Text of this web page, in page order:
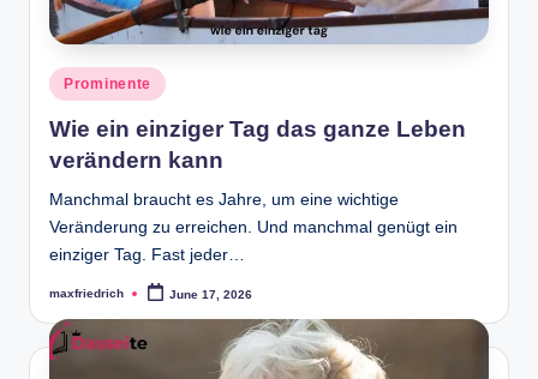
Posted
in
Prominente
Wie ein einziger Tag das ganze Leben
verändern kann
Manchmal braucht es Jahre, um eine wichtige
Veränderung zu erreichen. Und manchmal genügt ein
einziger Tag. Fast jeder…
Posted
maxfriedrich June 17, 2026